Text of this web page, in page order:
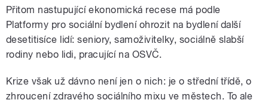
Přitom nastupující ekonomická recese má podle
Platformy pro sociální bydlení ohrozit na bydlení další
desetitisíce lidí: seniory, samoživitelky, sociálně slabší
rodiny nebo lidi, pracující na OSVČ.
Krize však už dávno není jen o nich: je o střední třídě, o
zhroucení zdravého sociálního mixu ve městech. To ale